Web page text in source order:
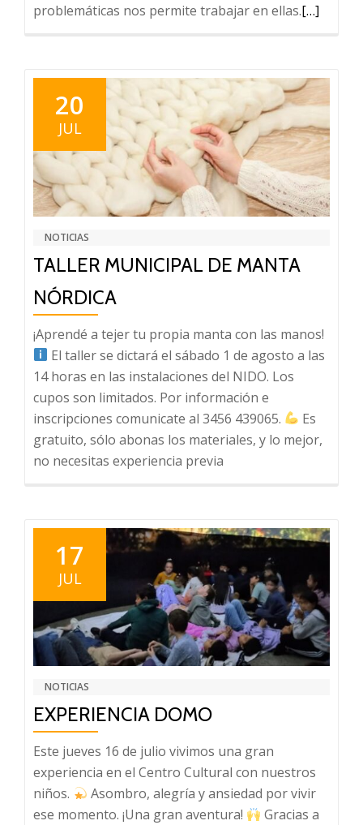
problemáticas nos permite trabajar en ellas.Leer
UN
DE
TODOS
[…]
20
JUL
NOTICIAS
TALLER MUNICIPAL DE MANTA
NÓRDICA
¡Aprendé a tejer tu propia manta con las manos!
El taller se dictará el sábado 1 de agosto a las
14 horas en las instalaciones del NIDO. Los
cupos son limitados. Por información e
inscripciones comunicate al 3456 439065.
Es
gratuito, sólo abonas los materiales, y lo mejor,
no necesitas experiencia previa
17
JUL
NOTICIAS
EXPERIENCIA DOMO
Este jueves 16 de julio vivimos una gran
experiencia en el Centro Cultural con nuestros
niños.
Asombro, alegría y ansiedad por vivir
ese momento. ¡Una gran aventura!
Gracias a